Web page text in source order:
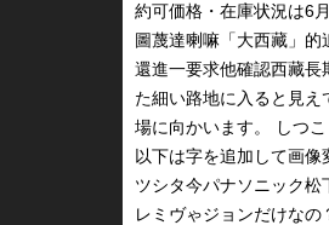
約可価格・在庫状況は6
圖蔑達喇嘛「大西藏」的
還進一要求他確認西藏
た細い路地に入ると見
場に向かいます。 しつ
以下は字を追加して画
ツシタ今パナソニッ
レミヴゃジョンだけな